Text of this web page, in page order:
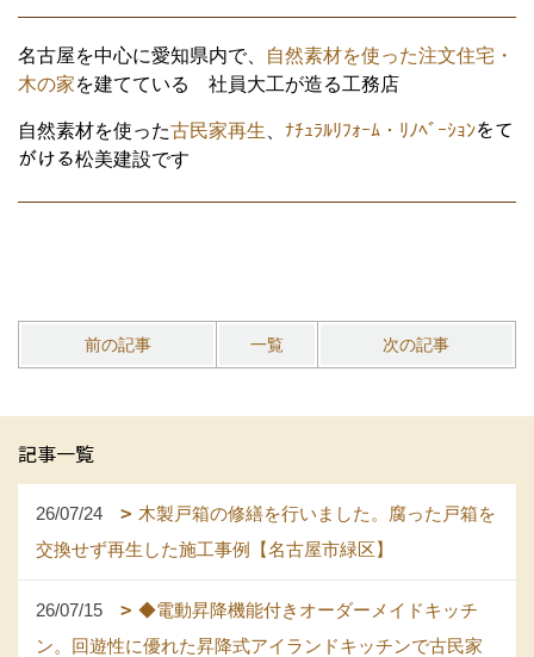
名古屋を中心に愛知県内で、
自然素材を使った注文住宅・
木の家を建てている 社員大工が造る工務店
自然素材を使った古民家再生 ﾅﾁｭﾗﾙﾘﾌｫｰﾑ・ﾘﾉﾍﾞｰｼｮﾝをて
がける松美建設です
前の記事 一覧 次の記事
記事一覧
26/07/24
木製戸箱の修繕を行いました。腐った戸箱を
交換せず再生した施工事例【名古屋市緑区】
26/07/15
◆電動昇降機能付きオーダーメイドキッチ
ン。回遊性に優れた昇降式アイランドキッチンで古民家